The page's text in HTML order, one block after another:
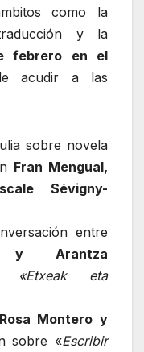
como la
y la
febrero en el
acudir a las
sobre novela
Fran Mengual,
Sévigny-
entre
y Arantza
«Etxeak eta
Rosa Montero y
sobre «Escribir